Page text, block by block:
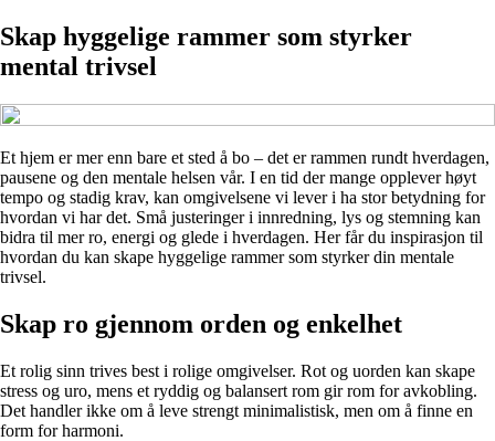
Skap hyggelige rammer som styrker
mental trivsel
Et hjem er mer enn bare et sted å bo – det er rammen rundt hverdagen,
pausene og den mentale helsen vår. I en tid der mange opplever høyt
tempo og stadig krav, kan omgivelsene vi lever i ha stor betydning for
hvordan vi har det. Små justeringer i innredning, lys og stemning kan
bidra til mer ro, energi og glede i hverdagen. Her får du inspirasjon til
hvordan du kan skape hyggelige rammer som styrker din mentale
trivsel.
Skap ro gjennom orden og enkelhet
Et rolig sinn trives best i rolige omgivelser. Rot og uorden kan skape
stress og uro, mens et ryddig og balansert rom gir rom for avkobling.
Det handler ikke om å leve strengt minimalistisk, men om å finne en
form for harmoni.